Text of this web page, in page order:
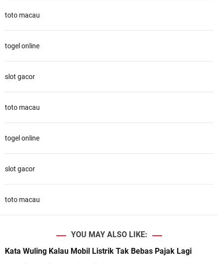
toto macau
togel online
slot gacor
toto macau
togel online
slot gacor
toto macau
YOU MAY ALSO LIKE:
Kata Wuling Kalau Mobil Listrik Tak Bebas Pajak Lagi